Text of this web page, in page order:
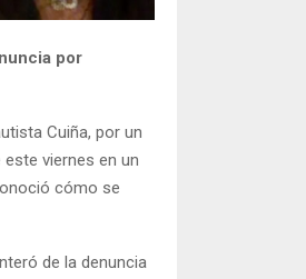
por
Cuiña, por un
viernes en un
cómo se
de la denuncia